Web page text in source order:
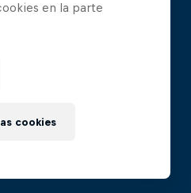
en la parte
cookies